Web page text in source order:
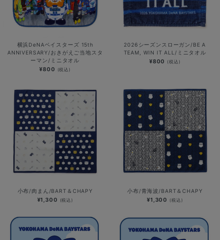
横浜DeNAベイスターズ 15th
ANNIVERSARY/おきがえご当地スタ
ーマン/ミニタオル
¥800 (税込)
2026シーズンスローガン/BE A
TEAM, WIN IT ALL/ミニタオル
¥800 (税込)
小布/肉まん/BART＆CHAPY
¥1,300 (税込)
小布/青海波/BART＆CHAPY
¥1,300 (税込)